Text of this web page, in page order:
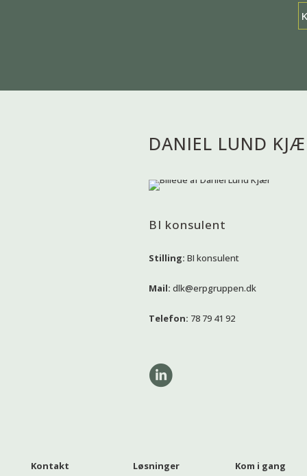
DANIEL LUND
BI konsulent
Stilling: BI konsulent
Mail: dlk@erpgruppen.dk
Telefon: 78 79 41 92
Kontakt
Løsninger Kom i gang